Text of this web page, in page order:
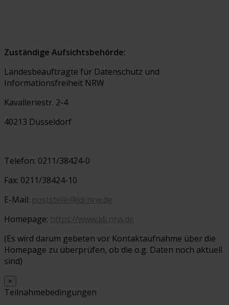
Zuständige Aufsichtsbehörde:
Landesbeauftragte für Datenschutz und
Informationsfreiheit NRW
Kavalleriestr. 2-4
40213 Düsseldorf
Telefon: 0211/38424-0
Fax: 0211/38424-10
E-Mail: poststelle@ldi.nrw.de
Homepage: https://www.ldi.nrw.de
(Es wird darum gebeten vor Kontaktaufnahme über die
Homepage zu überprüfen, ob die o.g. Daten noch aktuell
sind)
×
Teilnahmebedingungen